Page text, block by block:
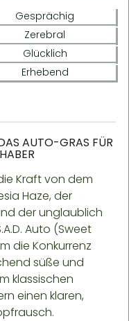
Gesprächig
Zerebral
Glücklich
Erhebend
AUTO-GRAS FÜR
Kraft von dem
Haze, der
der unglaublich
Auto (Sweet
die Konkurrenz
süße und
klassischen
einen klaren,